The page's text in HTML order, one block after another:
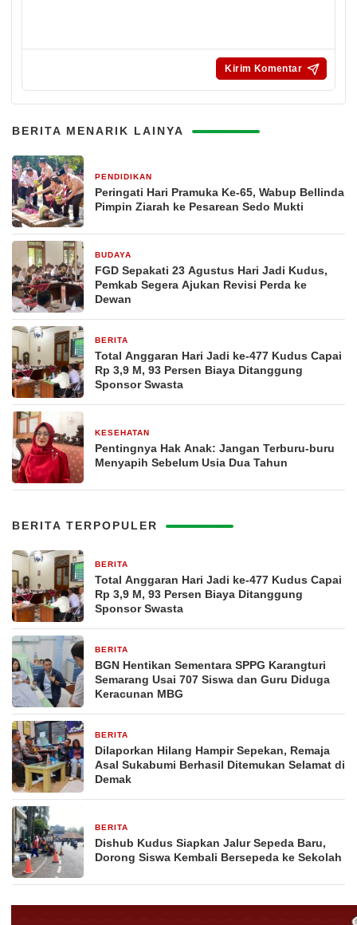
BERITA MENARIK LAINYA
PENDIDIKAN
Peringati Hari Pramuka Ke-65, Wabup Bellinda
Pimpin Ziarah ke Pesarean Sedo Mukti
BUDAYA
FGD Sepakati 23 Agustus Hari Jadi Kudus,
Pemkab Segera Ajukan Revisi Perda ke
Dewan
BERITA
Total Anggaran Hari Jadi ke-477 Kudus Capai
Rp 3,9 M, 93 Persen Biaya Ditanggung
Sponsor Swasta
KESEHATAN
Pentingnya Hak Anak: Jangan Terburu-buru
Menyapih Sebelum Usia Dua Tahun
BERITA TERPOPULER
BERITA
Total Anggaran Hari Jadi ke-477 Kudus Capai
Rp 3,9 M, 93 Persen Biaya Ditanggung
Sponsor Swasta
BERITA
BGN Hentikan Sementara SPPG Karangturi
Semarang Usai 707 Siswa dan Guru Diduga
Keracunan MBG
BERITA
Dilaporkan Hilang Hampir Sepekan, Remaja
Asal Sukabumi Berhasil Ditemukan Selamat di
Demak
BERITA
Dishub Kudus Siapkan Jalur Sepeda Baru,
Dorong Siswa Kembali Bersepeda ke Sekolah